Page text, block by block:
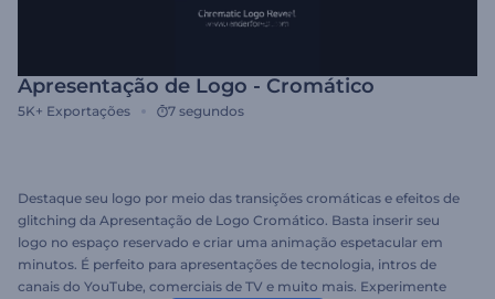
Apresentação de Logo - Cromático
5K+ Exportações 7 segundos
Destaque seu logo por meio das transições cromáticas e efeitos de
glitching da Apresentação de Logo Cromático. Basta inserir seu
logo no espaço reservado e criar uma animação espetacular em
minutos. É perfeito para apresentações de tecnologia, intros de
canais do YouTube, comerciais de TV e muito mais. Experimente